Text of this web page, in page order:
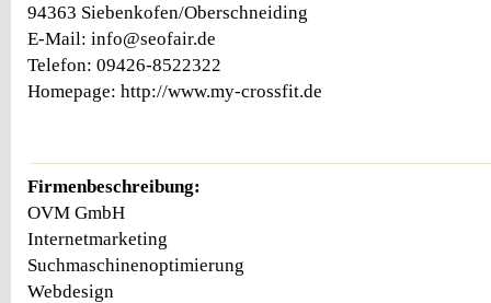
94363 Siebenkofen/Oberschneiding
E-Mail: info@seofair.de
Telefon: 09426-8522322
Homepage: http://www.my-crossfit.de
Firmenbeschreibung:
OVM GmbH
Internetmarketing
Suchmaschinenoptimierung
Webdesign